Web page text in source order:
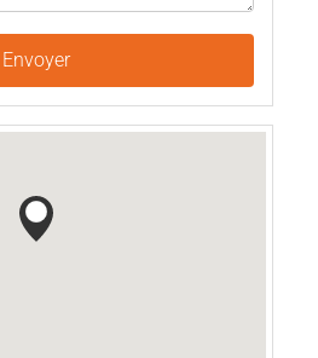
Envoyer